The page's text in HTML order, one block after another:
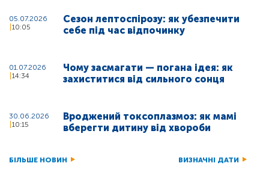
05.07.2026
10:05
Сезон лептоспірозу: як убезпечити
себе під час відпочинку
01.07.2026
14:34
Чому засмагати — погана ідея: як
захиститися від сильного сонця
30.06.2026
10:15
Вроджений токсоплазмоз: як мамі
вберегти дитину від хвороби
БІЛЬШЕ НОВИН ВИЗНАЧНІ ДАТИ